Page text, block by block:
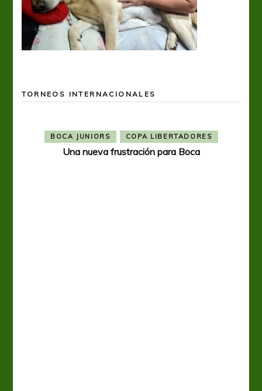
TORNEOS INTERNACIONALES
BOCA JUNIORS COPA LIBERTADORES
Una nueva frustración para Boca